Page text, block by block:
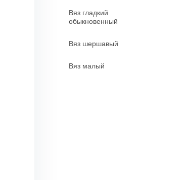
Вяз гладкий
обыкновенный
Вяз шершавый
Вяз малый